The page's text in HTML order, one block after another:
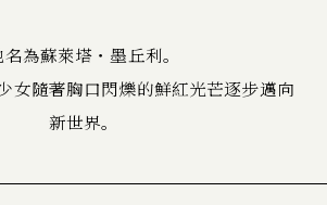
名為蘇萊塔・墨丘利。
女隨著胸口閃爍的鮮紅光芒逐步邁向
新世界。